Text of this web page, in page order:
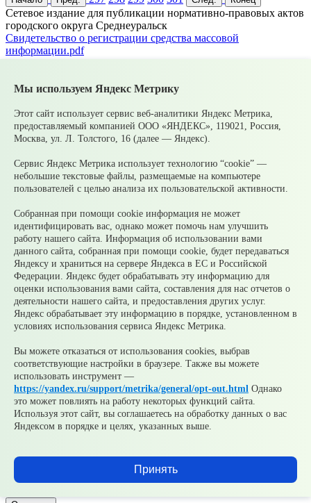
Cетевое издание для публикации нормативно-правовых актов
городского округа Среднеуральск
Cвидетельство о регистрации средства массовой
информации.pdf
Главный редактор
Адрес электронной почты
upsopablik@mail.ru
Номер телефона редакции
Учредитель издания
Муниципальное казенное учреждение «Управление по связям
с общественностью городского округа Среднеуральск
Федеральной службой по надзору в сфере связи,
информационных технологий и массовых коммуникаций
(Роскомнадзор) 10 июня 2022 г.
Мы используем Яндекс Метрику
Этот сайт использует сервис веб-аналитики Яндекс Метрика,
предоставляемый компанией ООО «ЯНДЕКС», 119021, Россия,
Москва, ул. Л. Толстого, 16 (далее — Яндекс).
Сервис Яндекс Метрика использует технологию “cookie” —
небольшие текстовые файлы, размещаемые на компьютере
пользователей с целью анализа их пользовательской активности.
Собранная при помощи cookie информация не может
идентифицировать вас, однако может помочь нам улучшить
работу нашего сайта. Информация об использовании вами
данного сайта, собранная при помощи cookie, будет передаваться
Яндексу и храниться на сервере Яндекса в ЕС и Российской
Федерации. Яндекс будет обрабатывать эту информацию для
оценки использования вами сайта, составления для нас отчетов о
деятельности нашего сайта, и предоставления других услуг.
Яндекс обрабатывает эту информацию в порядке, установленном в
условиях использования сервиса Яндекс Метрика.
Вы можете отказаться от использования cookies, выбрав
соответствующие настройки в браузере. Также вы можете
использовать инструмент —
https://yandex.ru/support/metrika/general/opt-out.html Однако
это может повлиять на работу некоторых функций сайта.
Используя этот сайт, вы соглашаетесь на обработку данных о вас
Яндексом в порядке и целях, указанных выше.
Принять
© 2026 Официальный сайт Муниципального округа
Среднеуральск Свердловской области
Карта сайта Архив
Ваше сообщение отправлено
Приемная главы
Выбрать тему
обращения
Согласен(а) на обработку, хранение и направление моих